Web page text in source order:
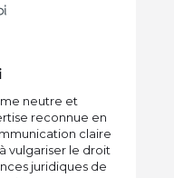
neutre et
reconnue en
claire
vulgariser le droit
juridiques de